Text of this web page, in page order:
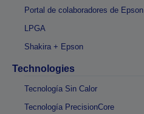
Portal de colaboradores de Epson
LPGA
Shakira + Epson
Technologies
Tecnología Sin Calor
Tecnología PrecisionCore